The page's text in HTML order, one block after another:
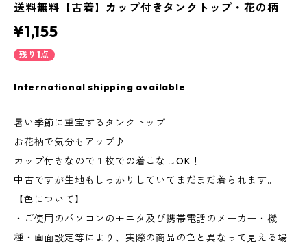
送料無料【古着】カップ付きタンクトップ・花の柄
¥1,155
残り1点
International shipping available
暑い季節に重宝するタンクトップ
お花柄で気分もアップ♪
カップ付きなので１枚での着こなしOK！
中古ですが生地もしっかりしていてまだまだ着られます。
【色について】
・ご使用のパソコンのモニタ及び携帯電話のメーカー・機
種・画面設定等により、実際の商品の色と異なって見える場